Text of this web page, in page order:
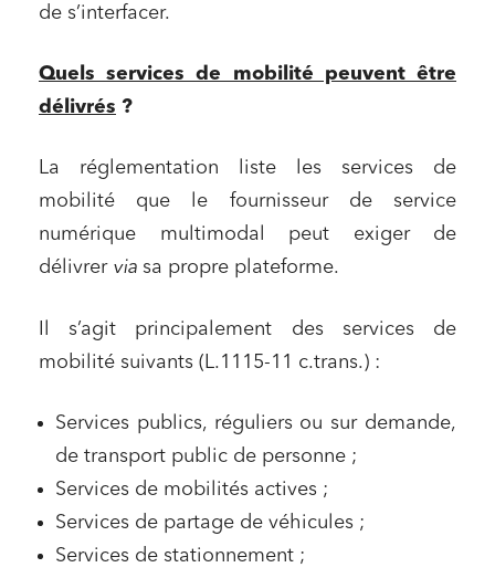
de s’interfacer.
Quels services de mobilité peuvent être
délivrés ?
La réglementation liste les services de
mobilité que le fournisseur de service
numérique multimodal peut exiger de
délivrer via sa propre plateforme.
Il s’agit principalement des services de
mobilité suivants (L.1115-11 c.trans.) :
Services publics, réguliers ou sur demande,
de transport public de personne ;
Services de mobilités actives ;
Services de partage de véhicules ;
Services de stationnement ;